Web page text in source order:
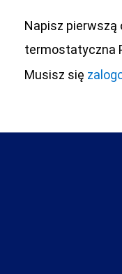
Napisz pierwszą
termostatyczna
Musisz się